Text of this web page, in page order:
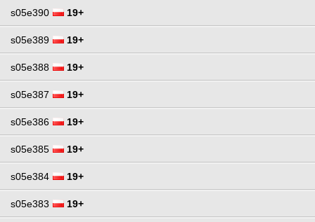
s05e390 19+
s05e389 19+
s05e388 19+
s05e387 19+
s05e386 19+
s05e385 19+
s05e384 19+
s05e383 19+